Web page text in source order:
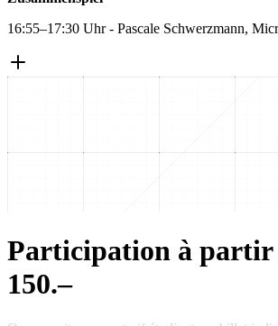
16:55–17:30 Uhr - Pascale Schwerzmann,
Participation à partir
150.–